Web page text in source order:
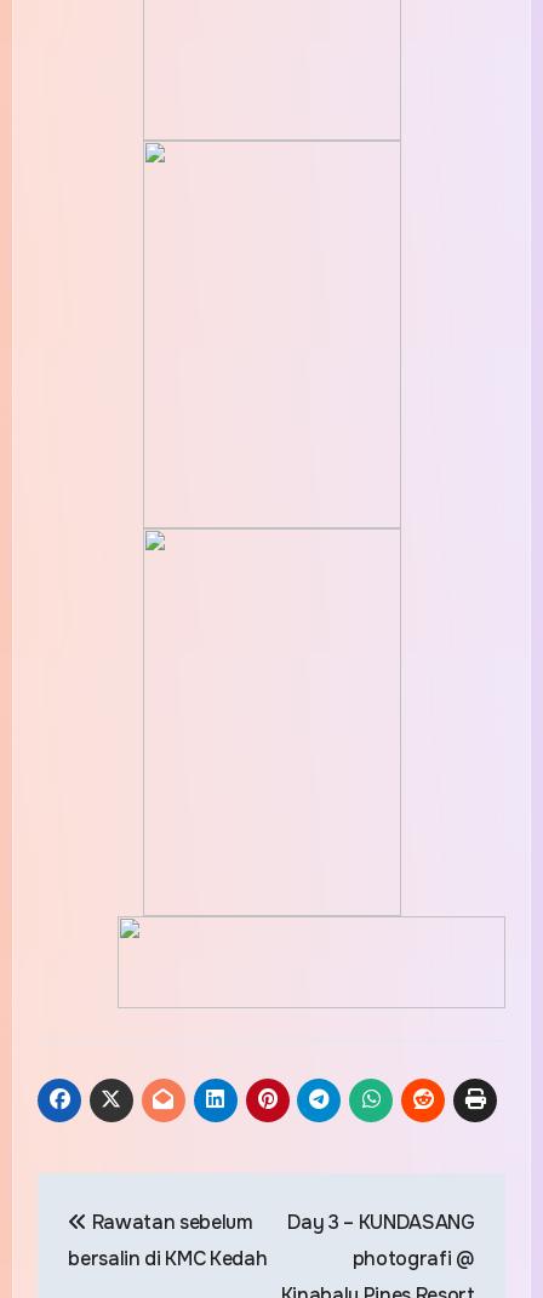
navigation
Rawatan sebelum
bersalin di KMC Kedah
Day 3 – KUNDASANG
photografi @